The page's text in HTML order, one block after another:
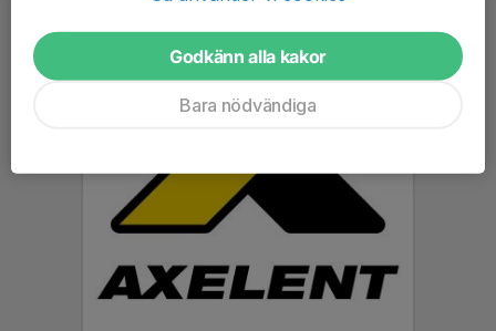
Godkänn alla kakor
Bara nödvändiga